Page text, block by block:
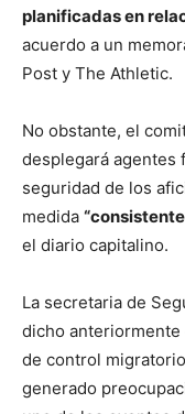
planificadas en
acuerdo a un
Post y The Athletic.
No obstante, el
desplegará agentes
seguridad de los
medida
el diario capitalino.
La secretaria de
dicho anteriormente
de control
generado